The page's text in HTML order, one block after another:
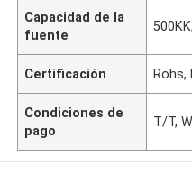
Capacidad de la
fuente
Certificación Rohs,
Condiciones de
pago
T/T,